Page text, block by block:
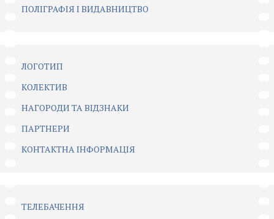
ПОЛІГРАФІЯ І ВИДАВНИЦТВО
ЛОГОТИП
КОЛЕКТИВ
НАГОРОДИ ТА ВІДЗНАКИ
ПАРТНЕРИ
КОНТАКТНА ІНФОРМАЦІЯ
ТЕЛЕБАЧЕННЯ